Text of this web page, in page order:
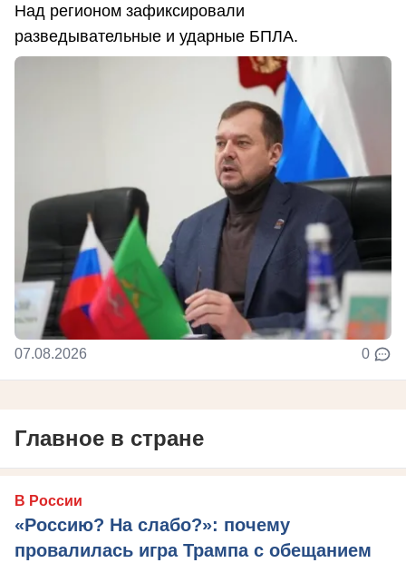
Над регионом зафиксировали
разведывательные и ударные БПЛА.
07.08.2026 0
Главное в стране
В России
«Россию? На слабо?»: почему
провалилась игра Трампа с обещанием